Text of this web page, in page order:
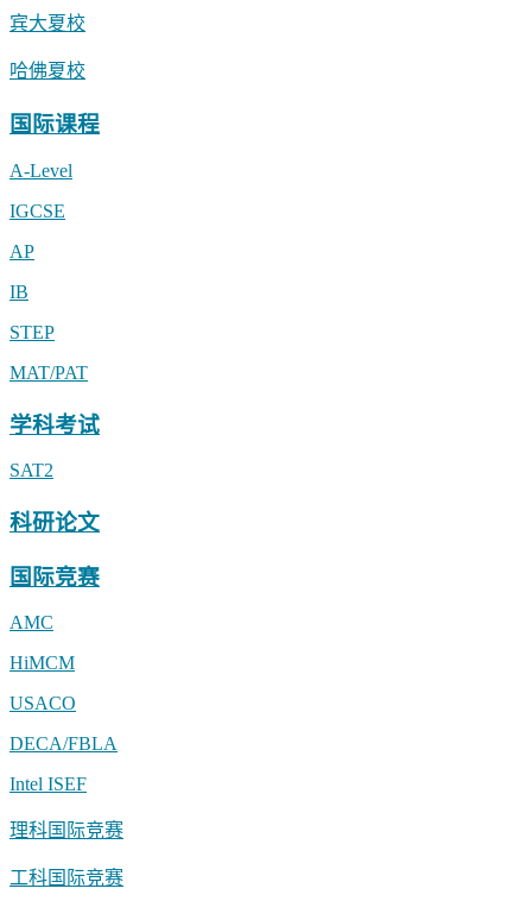
宾大夏校
哈佛夏校
国际课程
A-Level
IGCSE
AP
IB
STEP
MAT/PAT
学科考试
SAT2
科研论文
国际竞赛
AMC
HiMCM
USACO
DECA/FBLA
Intel ISEF
理科国际竞赛
工科国际竞赛